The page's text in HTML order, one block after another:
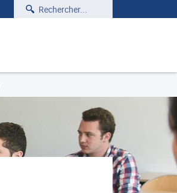
Rechercher